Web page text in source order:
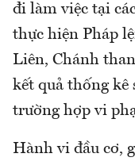
đi làm việc tại
thực hiện Pháp
Liên, Chánh
kết quả thống kê
trường hợp vi
Hành vi đầu cơ,